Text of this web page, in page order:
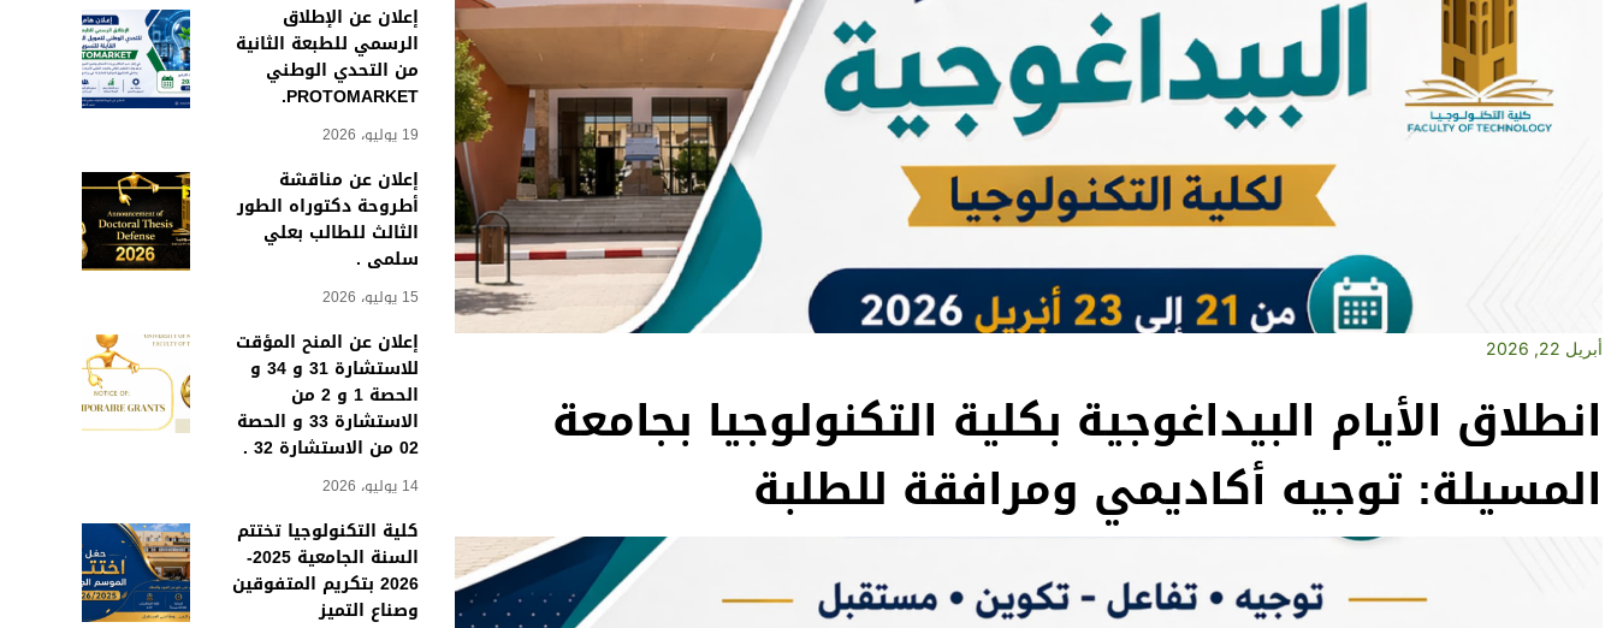
إعلان عن الإطلاق
الرسمي للطبعة الثانية
من التحدي الوطني
PROTOMARKET.
19 يوليو، 2026
إعلان عن مناقشة
أطروحة دكتوراه الطور
الثالث للطالب بعلي
سلمى .
15 يوليو، 2026
إعلان عن المنح المؤقت
للاستشارة 31 و 34 و
الحصة 1 و 2 من
الاستشارة 33 و الحصة
02 من الاستشارة 32 .
14 يوليو، 2026
كلية التكنولوجيا تختتم
السنة الجامعية 2025-
2026 بتكريم المتفوقين
وصناع التميز
أبريل 22, 2026
انطلاق الأيام البيداغوجية بكلية التكنولوجيا بجامعة
المسيلة: توجيه أكاديمي ومرافقة للطلبة